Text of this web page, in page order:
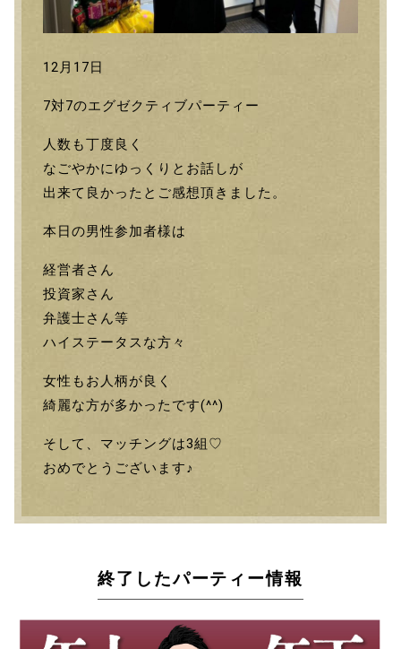
12月17日
7対7のエグゼクティブパーティー
人数も丁度良く
なごやかにゆっくりとお話しが
出来て良かったとご感想頂きました。
本日の男性参加者様は
経営者さん
投資家さん
弁護士さん等
ハイステータスな方々
女性もお人柄が良く
綺麗な方が多かったです(^^)
そして、マッチングは3組♡
おめでとうございます♪
終了したパーティー情報